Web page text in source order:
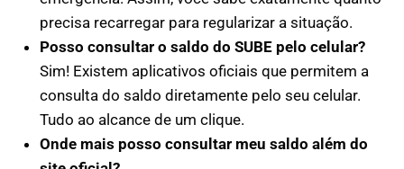
precisa recarregar para regularizar a situação.
Posso consultar o saldo do SUBE pelo celular?
Sim! Existem aplicativos oficiais que permitem a
consulta do saldo diretamente pelo seu celular.
Tudo ao alcance de um clique.
Onde mais posso consultar meu saldo além do